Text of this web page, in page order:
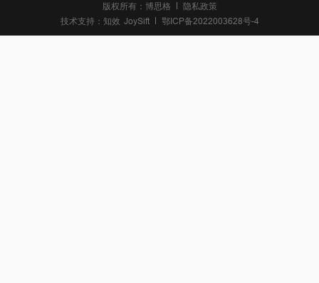
版权所有：博思格
隐私政策
技术支持： 知效 JoySift 鄂ICP备2022003628号-4